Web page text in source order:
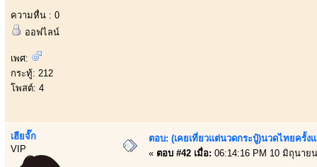
ความหื่น : 0
ออฟไลน์
เพศ:
กระทู้: 212
โพสต์: 4
เฮียจั๊ก
VIP
ตอบ: (เคยเที่ยวเเต่นวดกระปู๋)นวดไทยครั้ง
« ตอบ #42 เมื่อ: 06:14:16 PM 10 มิถุนาย